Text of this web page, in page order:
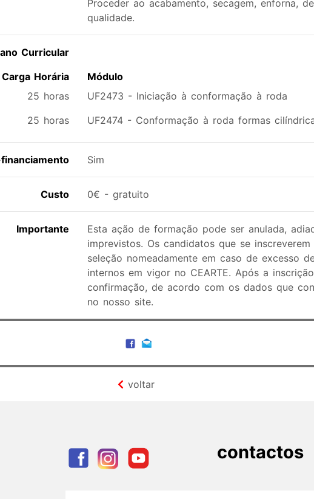
Proceder ao acabamento, secagem, enforna,
qualidade.
Curricular
Carga Horária
Módulo
25 horas
UF2473 - Iniciação à conformação à roda
25 horas
UF2474 - Conformação à roda formas
Sim
Custo 0€ - gratuito
Importante
Esta ação de formação pode ser anulada,
imprevistos. Os candidatos que se
seleção nomeadamente em caso de excesso
internos em vigor no CEARTE. Após a
confirmação, de acordo com os dados que
no nosso site.
voltar
contactos